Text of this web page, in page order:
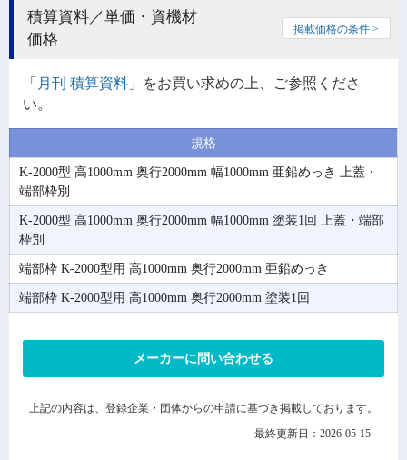
積算資料／単価・資機材
価格
掲載価格の条件 >
「 月刊 積算資料 」をお買い求めの上、ご参照くださ
い。
規格
K-2000型 高1000mm 奥行2000mm 幅1000mm 亜鉛めっき 上蓋・
端部枠別
K-2000型 高1000mm 奥行2000mm 幅1000mm 塗装1回 上蓋・端部
枠別
端部枠 K-2000型用 高1000mm 奥行2000mm 亜鉛めっき
端部枠 K-2000型用 高1000mm 奥行2000mm 塗装1回
メーカーに問い合わせる
上記の内容は、登録企業・団体からの申請に基づき掲載しております。
最終更新日：2026-05-15